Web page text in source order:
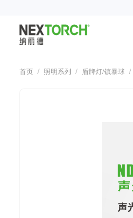
首页 / 照明系列 / 盾牌灯/镇暴球 /